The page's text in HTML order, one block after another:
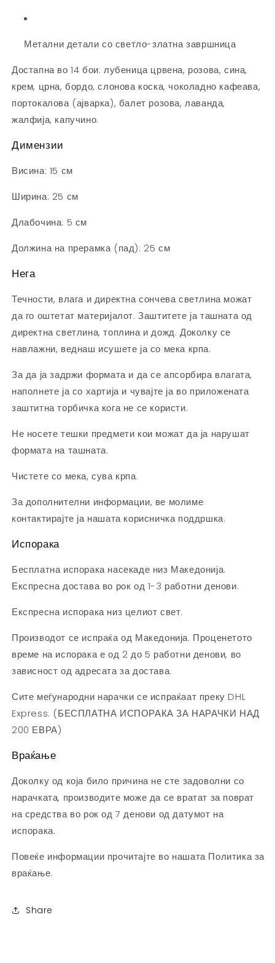
Метални детали со светло-златна завршница
Достапна во 14 бои: лубеница црвена, розова, сина,
крем, црна, бордо, слонова коска, чоколадно кафеава,
портокалова (ајварка), балет розова, лаванда,
жалфија, капучино.
Димензии
Висина: 15 см
Ширина: 25 см
Длабочина: 5 см
Должина на прерамка (пад): 25 см
Нега
Течности, влага и директна сончева светлина можат
да го оштетат материјалот. Заштитете ја ташната од
директна светлина, топлина и дожд. Доколку се
навлажни, веднаш исушете ја со мека крпа.
За да ја задржи формата и да се апсорбира влагата,
наполнете ја со хартија и чувајте ја во приложената
заштитна торбичка кога не се користи.
Не носете тешки предмети кои можат да ја нарушат
формата на ташната.
Чистете со мека, сува крпа.
За дополнителни информации, ве молиме
контактирајте ја нашата корисничка поддршка.
Испорака
Бесплатна испорака насекаде низ Македонија.
Експресна достава во рок од 1-3 работни денови.
Експресна испорака низ целиот свет.
Производот се испраќа од Македонија. Проценетото
време на испорака е од 2 до 5 работни денови, во
зависност од адресата за достава.
Сите меѓународни нарачки се испраќаат преку DHL
Express. (БЕСПЛАТНА ИСПОРАКА ЗА НАРАЧКИ НАД
200 ЕВРА)
Враќање
Доколку од која било причина не сте задоволни со
нарачката, производите може да се вратат за поврат
на средства во рок од 7 денови од датумот на
испорака.
Повеќе информации прочитајте во нашата Политика за
враќање.
Share